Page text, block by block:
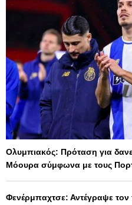
Ολυμπιακός: Πρόταση για
Μόουρα σύμφωνα με τους
Φενέρμπαχτσε: Αντέγραψε